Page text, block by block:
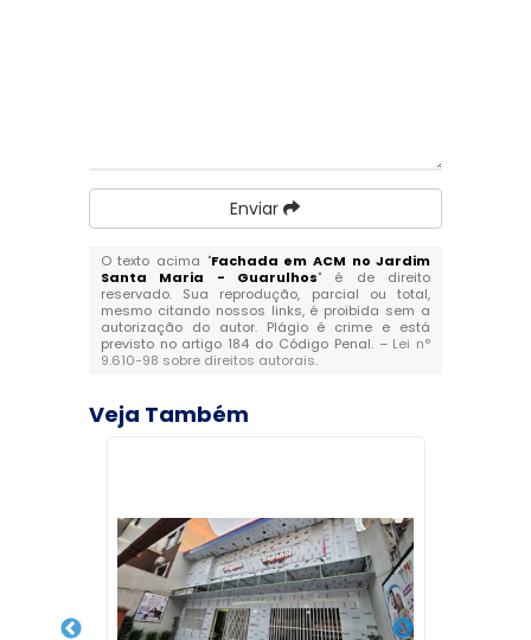
Enviar
O texto acima "Fachada em ACM no Jardim
Santa Maria - Guarulhos" é de direito
reservado. Sua reprodução, parcial ou total,
mesmo citando nossos links, é proibida sem a
autorização do autor. Plágio é crime e está
previsto no artigo 184 do Código Penal. – Lei n°
9.610-98 sobre direitos autorais.
Veja Também